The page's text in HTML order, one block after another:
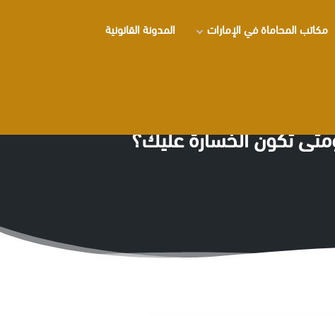
مكاتب المحاماة في الإمارات المدونة القانونية
تكون الخسارة عليك؟